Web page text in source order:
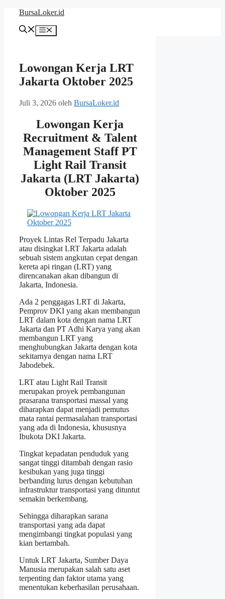
Langsung
BursaLoker.id
Menu
Lowongan Kerja LRT
Jakarta Oktober 2025
Juli 3, 2026 oleh BursaLoker.id
Lowongan Kerja
Recruitment & Talent
Management Staff PT
Light Rail Transit
Jakarta (LRT Jakarta)
Oktober 2025
Proyek Lintas Rel Terpadu Jakarta
atau disingkat LRT Jakarta adalah
sebuah sistem angkutan cepat dengan
kereta api ringan (LRT) yang
direncanakan akan dibangun di
Jakarta, Indonesia.
Ada 2 penggagas LRT di Jakarta,
Pemprov DKI yang akan membangun
LRT dalam kota dengan nama LRT
Jakarta dan PT Adhi Karya yang akan
membangun LRT yang
menghubungkan Jakarta dengan kota
sekitarnya dengan nama LRT
Jabodebek.
LRT atau Light Rail Transit
merupakan proyek pembangunan
prasarana transportasi massal yang
diharapkan dapat menjadi pemutus
mata rantai permasalahan transportasi
yang ada di Indonesia, khususnya
Ibukota DKI Jakarta.
Tingkat kepadatan penduduk yang
sangat tinggi ditambah dengan rasio
kesibukan yang juga tinggi
berbanding lurus dengan kebutuhan
infrastruktur transportasi yang dituntut
semakin berkembang.
Sehingga diharapkan sarana
transportasi yang ada dapat
mengimbangi tingkat populasi yang
kian bertambah.
Untuk LRT Jakarta, Sumber Daya
Manusia merupakan salah satu aset
terpenting dan faktor utama yang
menentukan keberhasilan perusahaan.